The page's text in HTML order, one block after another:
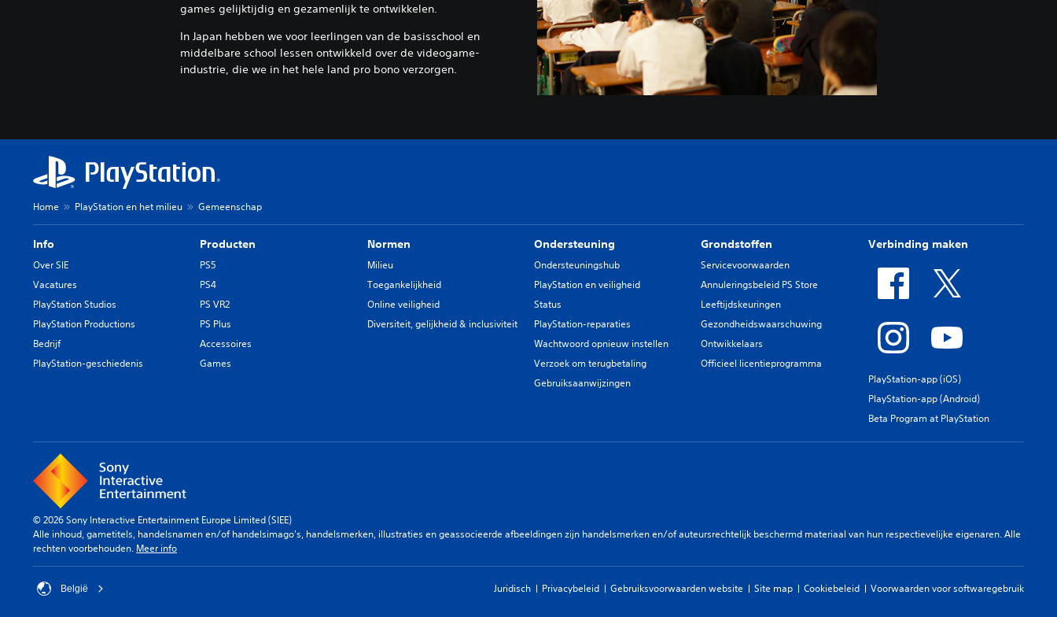
games gelijktijdig en gezamenlijk te ontwikkelen.
In Japan hebben we voor leerlingen van de basisschool en
middelbare school lessen ontwikkeld over de videogame-
industrie, die we in het hele land pro bono verzorgen.
Home PlayStation en het milieu Gemeenschap
Info
Over SIE
Vacatures
PlayStation Studios
PlayStation Productions
Bedrijf
PlayStation-geschiedenis
Producten
PS5
PS4
PS VR2
PS Plus
Accessoires
Games
Normen
Milieu
Toegankelijkheid
Online veiligheid
Diversiteit, gelijkheid & inclusiviteit
Ondersteuning
Ondersteuningshub
PlayStation en veiligheid
Status
PlayStation-reparaties
Wachtwoord opnieuw instellen
Verzoek om terugbetaling
Gebruiksaanwijzingen
Grondstoffen
Servicevoorwaarden
Annuleringsbeleid PS Store
Leeftijdskeuringen
Gezondheidswaarschuwing
Ontwikkelaars
Officieel licentieprogramma
Verbinding maken
PlayStation-app (iOS)
PlayStation-app (Android)
Beta Program at PlayStation
© 2026 Sony Interactive Entertainment Europe Limited (SIEE)
Alle inhoud, gametitels, handelsnamen en/of handelsimago's, handelsmerken, illustraties en geassocieerde afbeeldingen zijn handelsmerken en/of auteursrechtelijk beschermd materiaal van hun respectievelijke eigenaren. Alle
rechten voorbehouden. Meer info
België Juridisch Privacybeleid Gebruiksvoorwaarden website Site map Cookiebeleid Voorwaarden voor softwaregebruik